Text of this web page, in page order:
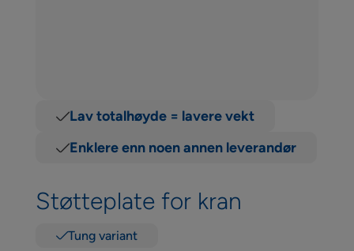
Lav totalhøyde = lavere vekt
Enklere enn noen annen leverandør
Støtteplate for kran
Tung variant